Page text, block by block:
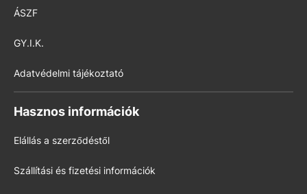
ÁSZF
GY.I.K.
Adatvédelmi tájékoztató
Hasznos információk
Elállás a szerződéstől
Szállítási és fizetési információk